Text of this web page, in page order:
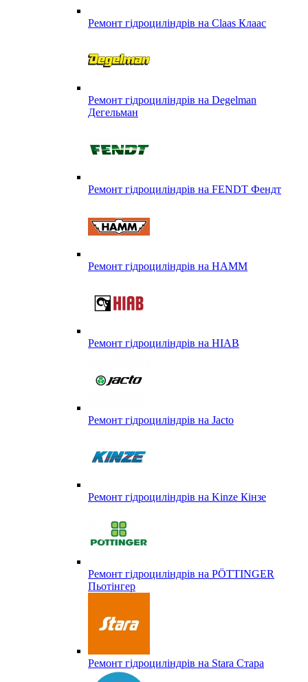
Ремонт гідроциліндрів на Claas Клаас
Ремонт гідроциліндрів на Degelman
Дегельман
Ремонт гідроциліндрів на FENDT Фендт
Ремонт гідроциліндрів на HAMM
Ремонт гідроциліндрів на HIAB
Ремонт гідроциліндрів на Jacto
Ремонт гідроциліндрів на Kinze Кінзе
Ремонт гідроциліндрів на PÖTTINGER
Пьотінгер
Ремонт гідроциліндрів на Stara Стара